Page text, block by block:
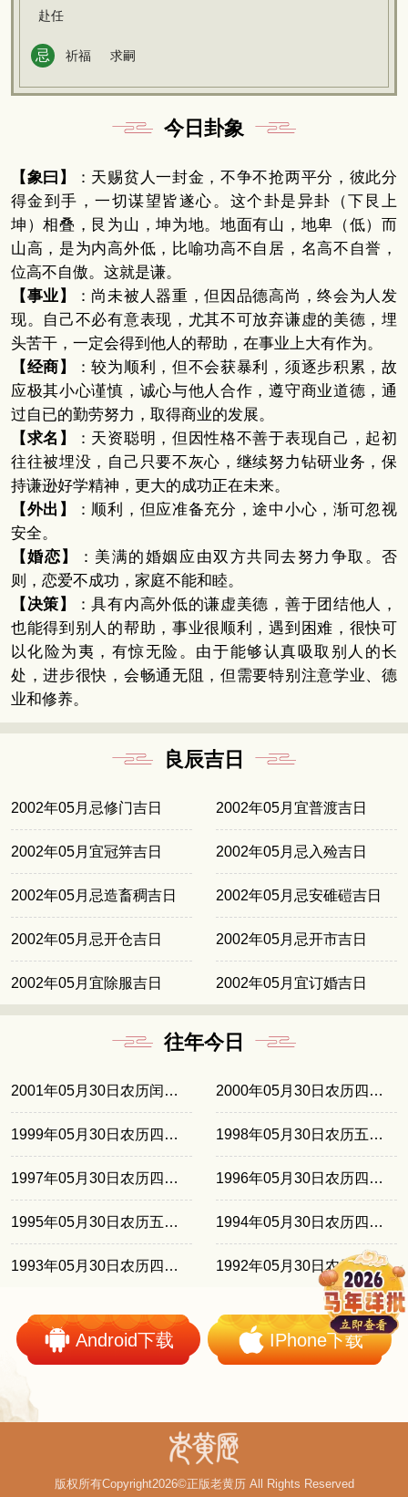
赴任
忌 祈福 求嗣
今日卦象
【象曰】
：天赐贫人一封金，不争不抢两平分，彼此分
得金到手，一切谋望皆遂心。这个卦是异卦（下艮上
坤）相叠，艮为山，坤为地。地面有山，地卑（低）而
山高，是为内高外低，比喻功高不自居，名高不自誉，
位高不自傲。这就是谦。
【事业】
：尚未被人器重，但因品德高尚，终会为人发
现。自己不必有意表现，尤其不可放弃谦虚的美德，埋
头苦干，一定会得到他人的帮助，在事业上大有作为。
【经商】
：较为顺利，但不会获暴利，须逐步积累，故
应极其小心谨慎，诚心与他人合作，遵守商业道德，通
过自已的勤劳努力，取得商业的发展。
【求名】
：天资聪明，但因性格不善于表现自己，起初
往往被埋没，自己只要不灰心，继续努力钻研业务，保
持谦逊好学精神，更大的成功正在未来。
【外出】
：顺利，但应准备充分，途中小心，渐可忽视
安全。
【婚恋】
：美满的婚姻应由双方共同去努力争取。否
则，恋爱不成功，家庭不能和睦。
【决策】
：具有内高外低的谦虚美德，善于团结他人，
也能得到别人的帮助，事业很顺利，遇到困难，很快可
以化险为夷，有惊无险。由于能够认真吸取别人的长
处，进步很快，会畅通无阻，但需要特别注意学业、德
业和修养。
良辰吉日
2002年05月忌修门吉日 2002年05月宜普渡吉日
2002年05月宜冠笄吉日 2002年05月忌入殓吉日
2002年05月忌造畜稠吉日 2002年05月忌安碓磑吉日
2002年05月忌开仓吉日 2002年05月忌开市吉日
2002年05月宜除服吉日 2002年05月宜订婚吉日
往年今日
2001年05月30日农历闰四月初八 2000年05月30日农历四月廿七
1999年05月30日农历四月十六 1998年05月30日农历五月初五
1997年05月30日农历四月廿四 1996年05月30日农历四月十四
1995年05月30日农历五月初二 1994年05月30日农历四月二十
1993年05月30日农历四月初十 1992年05月30日农历四月廿八
Android下载 IPhone下载
版权所有Copyright2026©正版老黄历 All Rights Reserved